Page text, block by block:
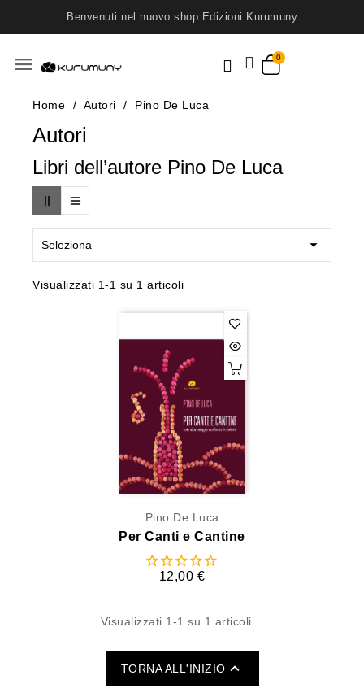
Benvenuti nel nuovo shop Edizioni Kurumuny
menu
Home Autori Pino De Luca
Autori
Libri dell’autore Pino De Luca
Seleziona 
Visualizzati 1-1 su 1 articoli
Pino De Luca
Per Canti e Cantine
12,00 €
Visualizzati 1-1 su 1 articoli
TORNA ALL'INIZIO 